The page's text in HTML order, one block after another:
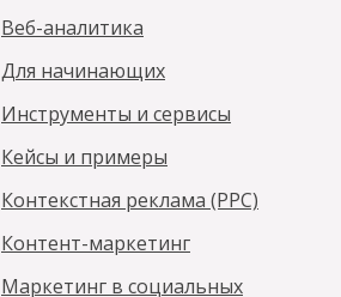
Веб-аналитика
Для начинающих
Инструменты и сервисы
Кейсы и примеры
Контекстная реклама (PPC)
Контент-маркетинг
Маркетинг в социальных